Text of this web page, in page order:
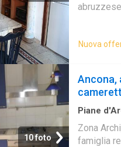
Nuova
10 foto
Ancona,
Piane
Zona
famiglia